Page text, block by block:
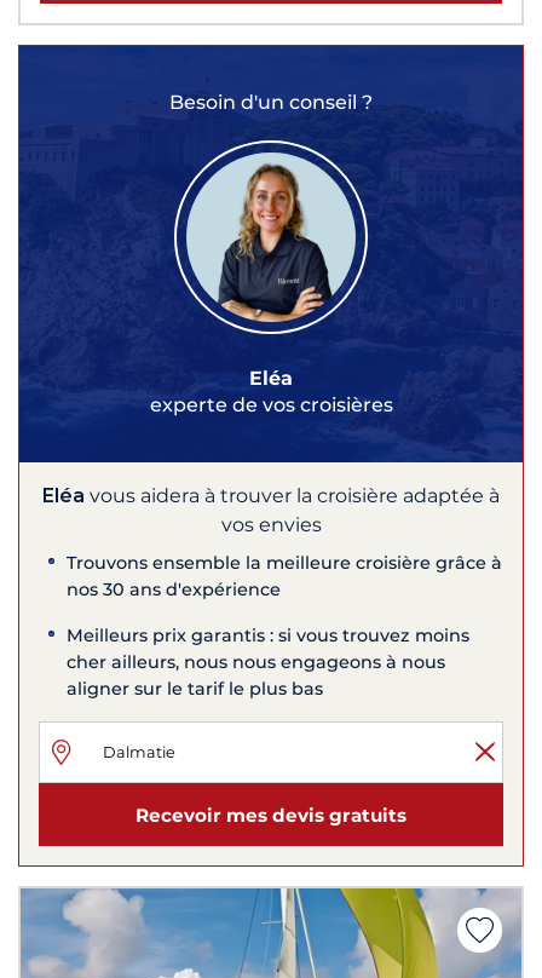
Besoin d'un conseil ?
Eléa
experte de vos croisières
Eléa vous aidera à trouver la croisière adaptée à
vos envies
Trouvons ensemble la meilleure croisière grâce à
nos 30 ans d'expérience
Meilleurs prix garantis : si vous trouvez moins
cher ailleurs, nous nous engageons à nous
aligner sur le tarif le plus bas
Recevoir mes devis gratuits